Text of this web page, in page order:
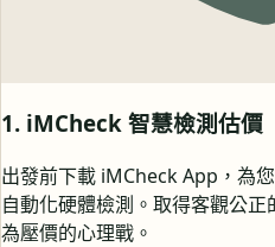
1. iMCheck 智慧檢測估價
出發前下載 iMCheck App，為
自動化硬體檢測。取得客觀公
為壓價的心理戰。